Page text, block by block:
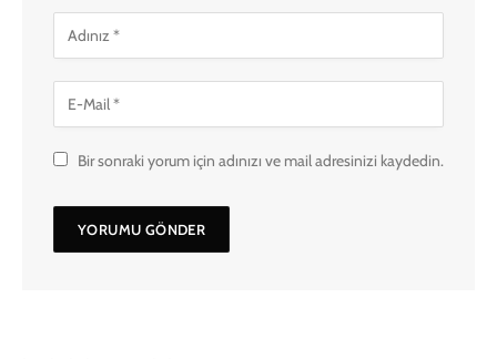
Bir sonraki yorum için adınızı ve mail adresinizi kaydedin.